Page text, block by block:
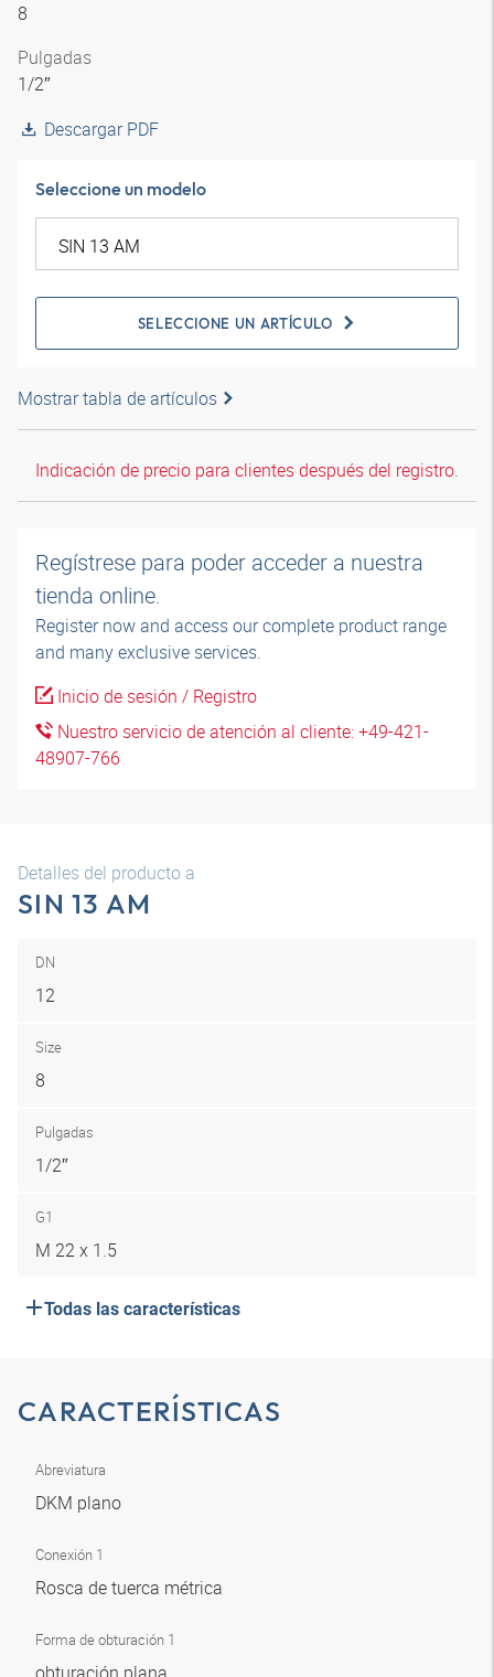
8
Pulgadas
1/2″
Descargar PDF
Seleccione un modelo
SELECCIONE UN ARTÍCULO
Mostrar tabla de artículos
Indicación de precio para clientes después del registro.
Regístrese para poder acceder a nuestra
tienda online.
Register now and access our complete product range
and many exclusive services.
Inicio de sesión / Registro
Nuestro servicio de atención al cliente: +49-421-
48907-766
Detalles del producto a
SIN 13 AM
DN
12
Size
8
Pulgadas
1/2″
G1
M 22 x 1.5
Todas las características
CARACTERÍSTICAS
Abreviatura
DKM plano
Conexión 1
Rosca de tuerca métrica
Forma de obturación 1